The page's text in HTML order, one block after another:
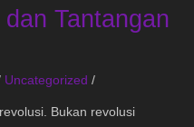
Tantangan
Uncategorized /
Bukan revolusi